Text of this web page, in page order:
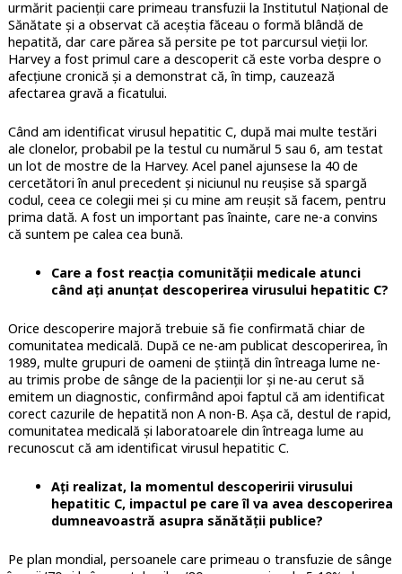
urmărit pacienții care primeau transfuzii la Institutul Național de
Sănătate și a observat că aceștia făceau o formă blândă de
hepatită, dar care părea să persite pe tot parcursul vieții lor.
Harvey a fost primul care a descoperit că este vorba despre o
afecțiune cronică și a demonstrat că, în timp, cauzează
afectarea gravă a ficatului.
Când am identificat virusul hepatitic C, după mai multe testări
ale clonelor, probabil pe la testul cu numărul 5 sau 6, am testat
un lot de mostre de la Harvey. Acel panel ajunsese la 40 de
cercetători în anul precedent și niciunul nu reușise să spargă
codul, ceea ce colegii mei și cu mine am reușit să facem, pentru
prima dată. A fost un important pas înainte, care ne-a convins
că suntem pe calea cea bună.
Care a fost reacția comunității medicale atunci
când ați anunțat descoperirea virusului hepatitic C?
Orice descoperire majoră trebuie să fie confirmată chiar de
comunitatea medicală. După ce ne-am publicat descoperirea, în
1989, multe grupuri de oameni de știință din întreaga lume ne-
au trimis probe de sânge de la pacienții lor și ne-au cerut să
emitem un diagnostic, confirmând apoi faptul că am identificat
corect cazurile de hepatită non A non-B. Așa că, destul de rapid,
comunitatea medicală și laboratoarele din întreaga lume au
recunoscut că am identificat virusul hepatitic C.
Ați realizat, la momentul descoperirii virusului
hepatitic C, impactul pe care îl va avea descoperirea
dumneavoastră asupra sănătății publice?
Pe plan mondial, persoanele care primeau o transfuzie de sânge